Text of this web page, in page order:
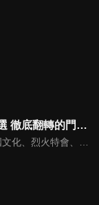
特會精選 徹底翻轉的門徒訓練
精選天國文化、烈火特會、超自然大能與使徒性教會等特會，幫助我們更加明白神的心意，好讓我們的生命能走在神的道路上進入命定。